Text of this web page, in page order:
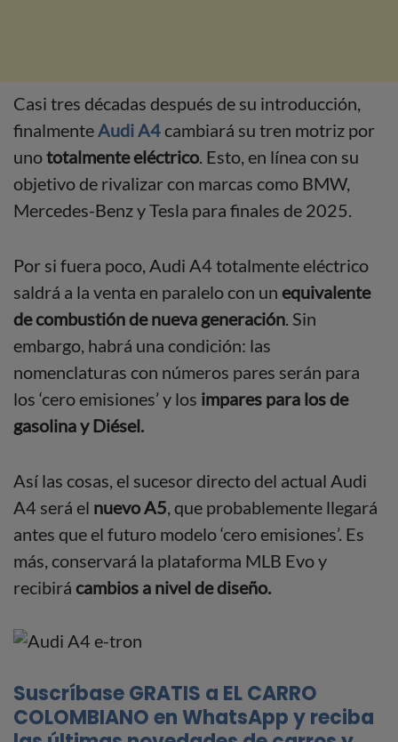
Casi tres décadas después de su introducción,
finalmenteAudi A4cambiará su tren motriz por
unototalmente eléctrico. Esto, en línea con su
objetivo de rivalizar con marcas como BMW,
Mercedes-Benz y Tesla para finales de 2025.
Por si fuera poco, Audi A4 totalmente eléctrico
saldrá a la venta en paralelo con un equivalente
de combustión de nueva generación. Sin
embargo, habrá una condición: las
nomenclaturas con números pares serán para
los ‘cero emisiones’ y los impares para los de
gasolina y Diésel.
Así las cosas, el sucesor directo del actual Audi
A4 será el nuevo A5, que probablemente llegará
antes que el futuro modelo ‘cero emisiones’. Es
más, conservará la plataforma MLB Evo y
recibirá cambios a nivel de diseño.
Suscríbase GRATIS a EL CARRO
COLOMBIANO en WhatsApp y reciba